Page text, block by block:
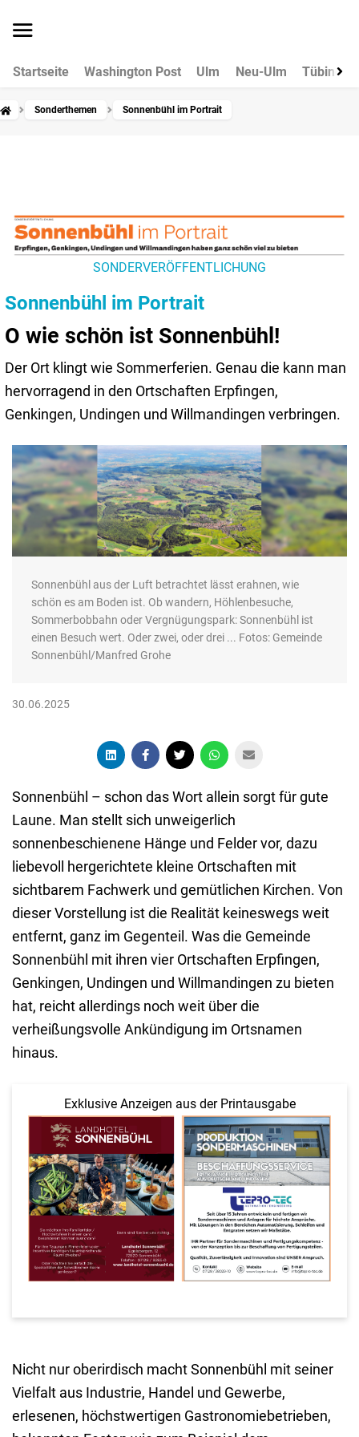
Startseite Washington Post Ulm Neu-Ulm Tübingen
Sonderthemen Sonnenbühl im Portrait
SONDERVERÖFFENTLICHUNG
Sonnenbühl im Portrait
O wie schön ist Sonnenbühl!
Der Ort klingt wie Sommerferien. Genau die kann man
hervorragend in den Ortschaften Erpfingen,
Genkingen, Undingen und Willmandingen verbringen.
Sonnenbühl aus der Luft betrachtet lässt erahnen, wie
schön es am Boden ist. Ob wandern, Höhlenbesuche,
Sommerbobbahn oder Vergnügungspark: Sonnenbühl ist
einen Besuch wert. Oder zwei, oder drei ... Fotos: Gemeinde
Sonnenbühl/Manfred Grohe
30.06.2025
Sonnenbühl – schon das Wort allein sorgt für gute
Laune. Man stellt sich unweigerlich
sonnenbeschienene Hänge und Felder vor, dazu
liebevoll hergerichtete kleine Ortschaften mit
sichtbarem Fachwerk und gemütlichen Kirchen. Von
dieser Vorstellung ist die Realität keineswegs weit
entfernt, ganz im Gegenteil. Was die Gemeinde
Sonnenbühl mit ihren vier Ortschaften Erpfingen,
Genkingen, Undingen und Willmandingen zu bieten
hat, reicht allerdings noch weit über die
verheißungsvolle Ankündigung im Ortsnamen
hinaus.
Exklusive Anzeigen aus der Printausgabe
Nicht nur oberirdisch macht Sonnenbühl mit seiner
Vielfalt aus Industrie, Handel und Gewerbe,
erlesenen, höchstwertigen Gastronomiebetrieben,